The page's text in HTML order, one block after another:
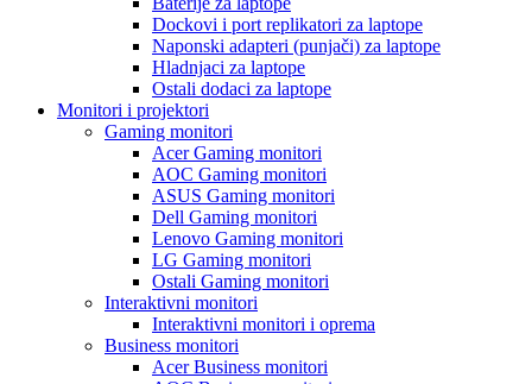
Dockovi i port replikatori za laptope
Naponski adapteri (punjači) za laptope
Hladnjaci za laptope
Ostali dodaci za laptope
Monitori i projektori
Gaming monitori
Acer Gaming monitori
AOC Gaming monitori
ASUS Gaming monitori
Dell Gaming monitori
Lenovo Gaming monitori
LG Gaming monitori
Ostali Gaming monitori
Interaktivni monitori
Interaktivni monitori i oprema
Business monitori
Acer Business monitori